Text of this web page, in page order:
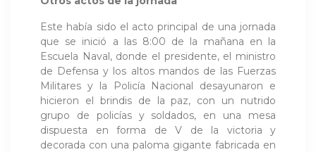
Este había sido el acto principal de una jornada
que se inició a las 8:00 de la mañana en la
Escuela Naval, donde el presidente, el ministro
de Defensa y los altos mandos de las Fuerzas
Militares y la Policía Nacional desayunaron e
hicieron el brindis de la paz, con un nutrido
grupo de policías y soldados, en una mesa
dispuesta en forma de V de la victoria y
decorada con una paloma gigante fabricada en